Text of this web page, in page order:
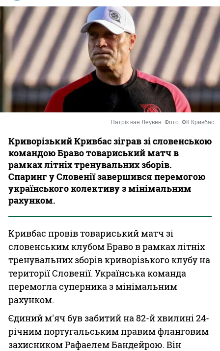
Різне
Букмекери
Казино
Патрік ван Леувен. Фото: ФК Кривбас
Криворізький Кривбас зіграв зі словенською
командою Браво товариський матч в
рамках літніх тренувальних зборів.
Спаринг у Словенії завершився перемогою
українського колективу з мінімальним
рахунком.
Кривбас провів товариський матч зі
словенським клубом Браво в рамках літніх
тренувальних зборів криворізького клубу на
території Словенії. Українська команда
перемогла суперника з мінімальним
рахунком.
Єдиний м'яч був забитий на 82-й хвилині 24-
річним португальським правим фланговим
захисником Рафаелем Бандейрою. Він